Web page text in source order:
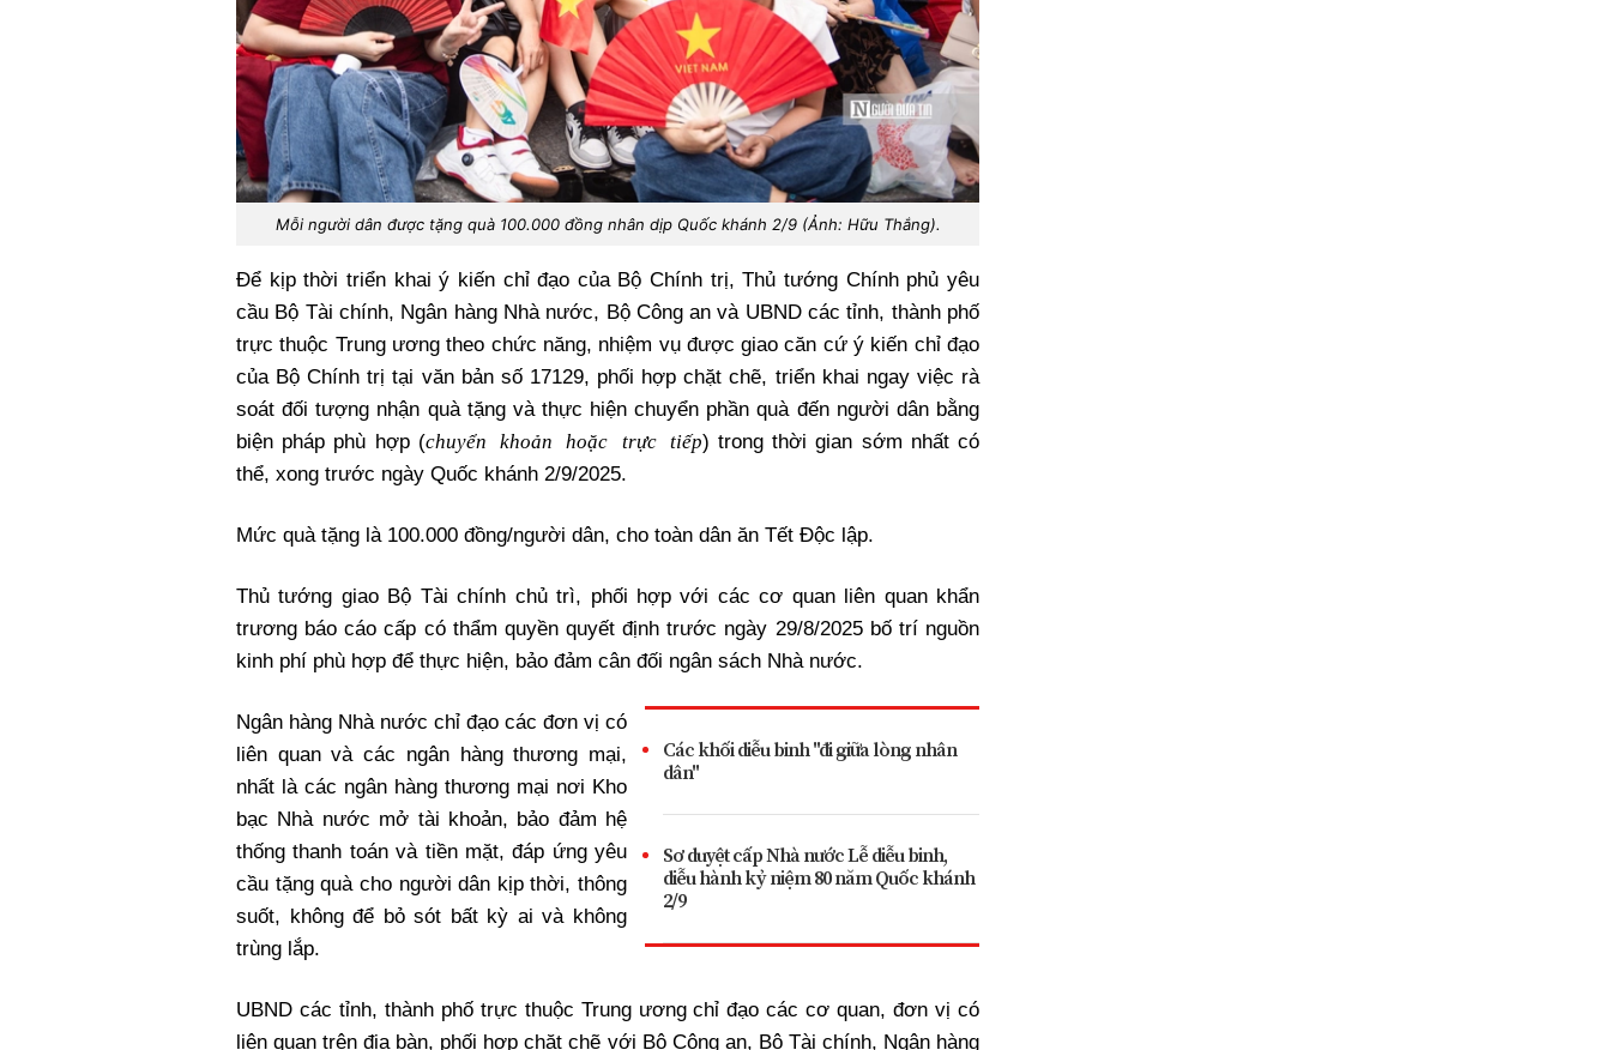
Mỗi người dân được tặng quà 100.000 đồng nhân dịp Quốc khánh 2/9 (Ảnh: Hữu Thắng).
Để kịp thời triển khai ý kiến chỉ đạo của Bộ Chính trị, Thủ tướng Chính phủ yêu
cầu Bộ Tài chính, Ngân hàng Nhà nước, Bộ Công an và UBNDcác tỉnh, thành phố
trực thuộc Trung ương theo chức năng, nhiệm vụ được giao căn cứ ý kiến chỉ đạo
của Bộ Chính trị tại văn bản số 17129, phối hợp chặt chẽ, triển khai ngay việc rà
soát đối tượng nhận quà tặng và thực hiện chuyển phần quà đến người dân bằng
biện pháp phù hợp (chuyển khoản hoặc trực tiếp) trong thời gian sớm nhất có
thể, xong trước ngày Quốc khánh 2/9/2025.
Mức quà tặng là 100.000 đồng/người dân, cho toàn dân ăn Tết Độc lập.
Thủ tướng giao Bộ Tài chính chủ trì, phối hợp với các cơ quan liên quan khẩn
trương báo cáo cấp có thẩm quyền quyết định trước ngày 29/8/2025 bố trí nguồn
kinh phí phù hợp để thực hiện, bảo đảm cân đối ngân sách Nhà nước.
Các khối diễu binh "đi giữa lòng nhân
dân"
Sơ duyệt cấp Nhà nước Lễ diễu binh,
diễu hành kỷ niệm 80 năm Quốc khánh
2/9
Ngân hàng Nhà nước chỉ đạo các đơn vị có
liên quan và các ngân hàng thương mại,
nhất là các ngân hàng thương mại nơi Kho
bạc Nhà nước mở tài khoản, bảo đảm hệ
thống thanh toán và tiền mặt, đáp ứng yêu
cầu tặng quà cho người dân kịp thời, thông
suốt, không để bỏ sót bất kỳ ai và không
trùng lắp.
UBND các tỉnh, thành phố trực thuộc Trung ương chỉ đạo các cơ quan, đơn vị có
liên quan trên địa bàn, phối hợp chặt chẽ với Bộ Công an, Bộ Tài chính, Ngân hàng